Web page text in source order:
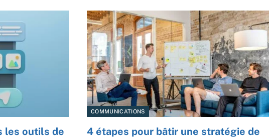
les outils de
COMMUNICATIONS
4 étapes pour bâtir une stratégie de